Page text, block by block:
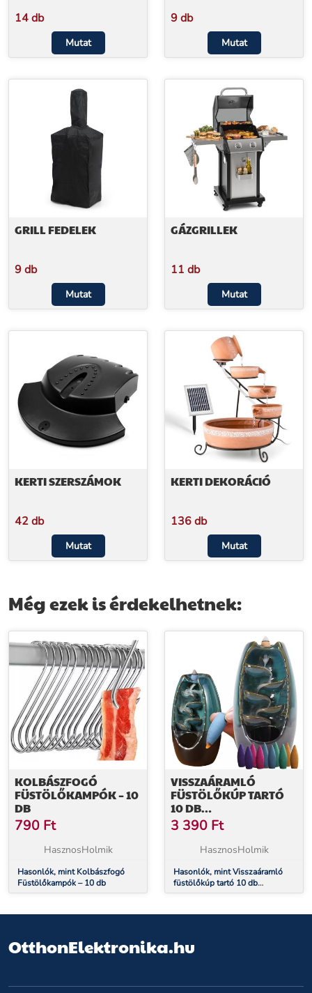
14 db
Mutat
9 db
Mutat
GRILL FEDELEK
9 db
Mutat
GÁZGRILLEK
11 db
Mutat
KERTI SZERSZÁMOK
42 db
Mutat
KERTI DEKORÁCIÓ
136 db
Mutat
Még ezek is érdekelhetnek:
KOLBÁSZFOGÓ
FÜSTÖLŐKAMPÓK – 10
DB
790 Ft
HasznosHolmik
Hasonlók, mint Kolbászfogó
Füstölőkampók – 10 db
VISSZAÁRAMLÓ
FÜSTÖLŐKÚP TARTÓ
10 DB
FÜSTÖLŐKÚPPAL
3 390 Ft
HasznosHolmik
Hasonlók, mint Visszaáramló
füstölőkúp tartó 10 db
füstölőkúppal
OtthonElektronika.hu